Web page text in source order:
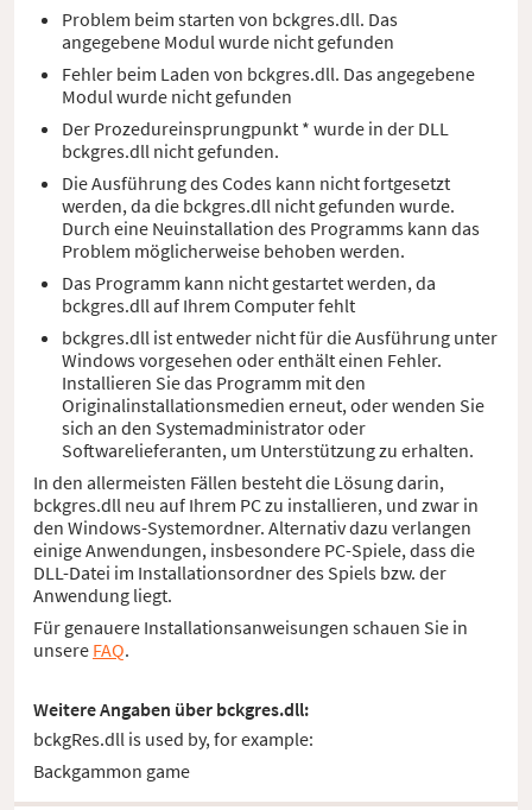
Problem beim starten von bckgres.dll. Das
angegebene Modul wurde nicht gefunden
Fehler beim Laden von bckgres.dll. Das angegebene
Modul wurde nicht gefunden
Der Prozedureinsprungpunkt * wurde in der DLL
bckgres.dll nicht gefunden.
Die Ausführung des Codes kann nicht fortgesetzt
werden, da die bckgres.dll nicht gefunden wurde.
Durch eine Neuinstallation des Programms kann das
Problem möglicherweise behoben werden.
Das Programm kann nicht gestartet werden, da
bckgres.dll auf Ihrem Computer fehlt
bckgres.dll ist entweder nicht für die Ausführung unter
Windows vorgesehen oder enthält einen Fehler.
Installieren Sie das Programm mit den
Originalinstallationsmedien erneut, oder wenden Sie
sich an den Systemadministrator oder
Softwarelieferanten, um Unterstützung zu erhalten.
In den allermeisten Fällen besteht die Lösung darin,
bckgres.dll neu auf Ihrem PC zu installieren, und zwar in
den Windows-Systemordner. Alternativ dazu verlangen
einige Anwendungen, insbesondere PC-Spiele, dass die
DLL-Datei im Installationsordner des Spiels bzw. der
Anwendung liegt.
Für genauere Installationsanweisungen schauen Sie in
unsere FAQ.
Weitere Angaben über bckgres.dll:
bckgRes.dll is used by, for example:
Backgammon game